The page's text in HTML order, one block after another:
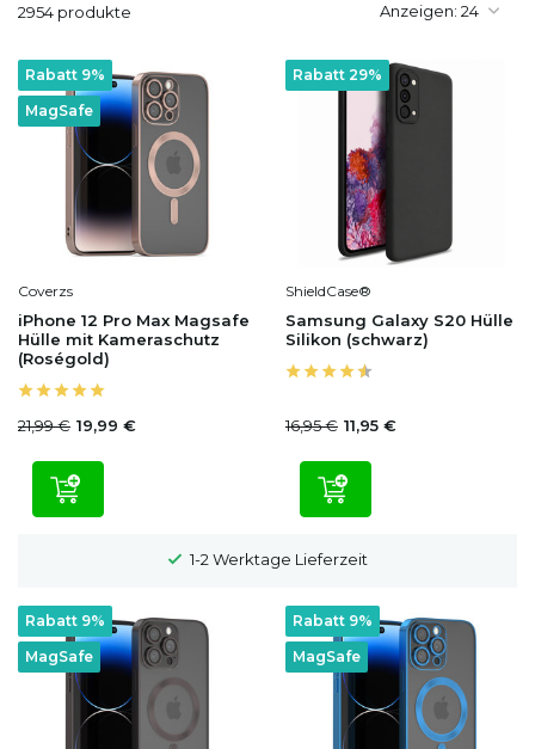
2954 produkte Anzeigen:
MagSafe
Rabatt 9%
Coverzs
iPhone 12 Pro Max Magsafe
Hülle mit Kameraschutz
(Roségold)
21,99 € 19,99 €
Rabatt 29%
ShieldCase®
Samsung Galaxy S20 Hülle
Silikon (schwarz)
16,95 € 11,95 €
1-2 Werktage Lieferzeit
MagSafe
Rabatt 9%
MagSafe
Rabatt 9%